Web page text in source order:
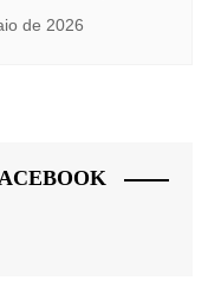
de 2026